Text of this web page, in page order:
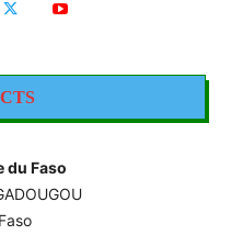
du Faso